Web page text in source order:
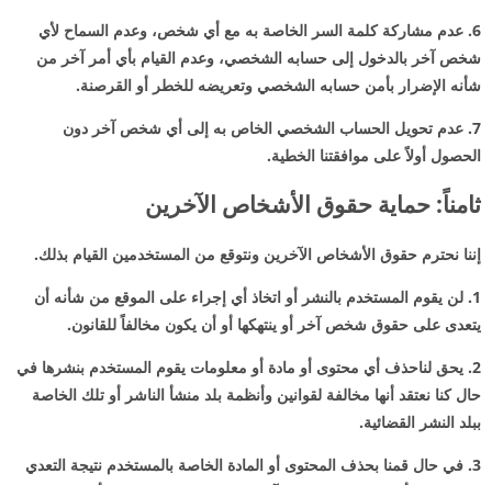
6. عدم مشاركة كلمة السر الخاصة به مع أي شخص، وعدم السماح لأي
شخص آخر بالدخول إلى حسابه الشخصي، وعدم القيام بأي أمر آخر من
شأنه الإضرار بأمن حسابه الشخصي وتعريضه للخطر أو القرصنة.
7. عدم تحويل الحساب الشخصي الخاص به إلى أي شخص آخر دون
الحصول أولاً على موافقتنا الخطية.
ثامناً: حماية حقوق الأشخاص الآخرين
إننا نحترم حقوق الأشخاص الآخرين ونتوقع من المستخدمين القيام بذلك.
1. لن يقوم المستخدم بالنشر أو اتخاذ أي إجراء على الموقع من شأنه أن
يتعدى على حقوق شخص آخر أو ينتهكها أو أن يكون مخالفاً للقانون.
2. يحق لناحذف أي محتوى أو مادة أو معلومات يقوم المستخدم بنشرها في
حال كنا نعتقد أنها مخالفة لقوانين وأنظمة بلد منشأ الناشر أو تلك الخاصة
ببلد النشر القضائية.
3. في حال قمنا بحذف المحتوى أو المادة الخاصة بالمستخدم نتيجة التعدي